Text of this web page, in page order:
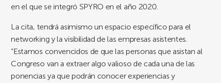
en el que se integró SPYRO en el año 2020.
La cita, tendrá asimismo un espacio específico para el
networking y la visibilidad de las empresas asistentes.
“Estamos convencidos de que las personas que asistan al
Congreso van a extraer algo valioso de cada una de las
ponencias ya que podrán conocer experiencias y